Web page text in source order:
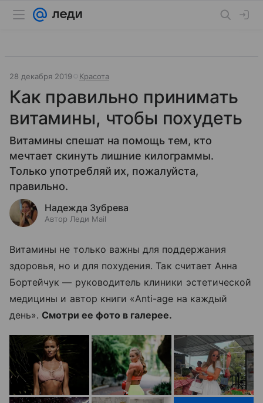
28 декабря 2019 Красота
Как правильно принимать
витамины, чтобы похудеть
Витамины спешат на помощь тем, кто
мечтает скинуть лишние килограммы.
Только употребляй их, пожалуйста,
правильно.
Надежда Зубрева
Автор Леди Mail
Витамины не только важны для поддержания
здоровья, но и для похудения. Так считает Анна
Бортейчук — руководитель клиники эстетической
медицины и автор книги «Anti-age на каждый
день». Смотри ее фото в галерее.